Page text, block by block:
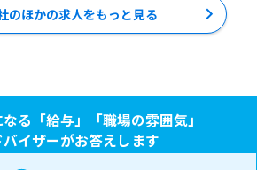
のほかの求人をもっと見る
る「給与」「職場の雰囲気」
バイザーがお答えします